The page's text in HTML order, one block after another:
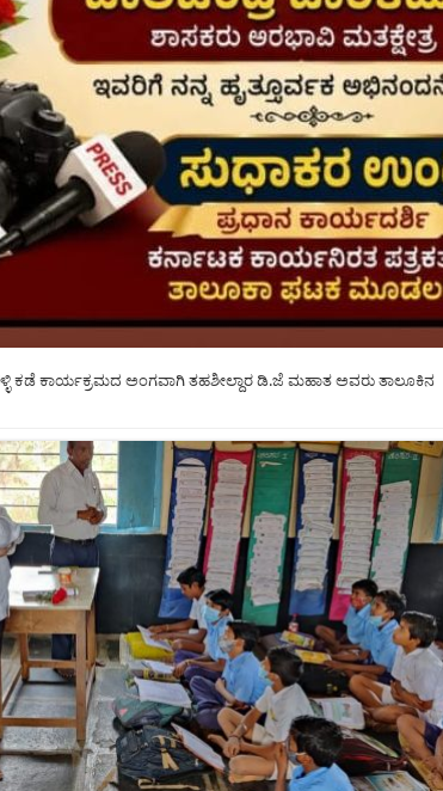
ಕಡೆ ಕಾರ್ಯಕ್ರಮದ ಅಂಗವಾಗಿ ತಹಶೀಲ್ದಾರ ಡಿ.ಜೆ ಮಹಾತ ಅವರು ತಾಲೂಕಿನ